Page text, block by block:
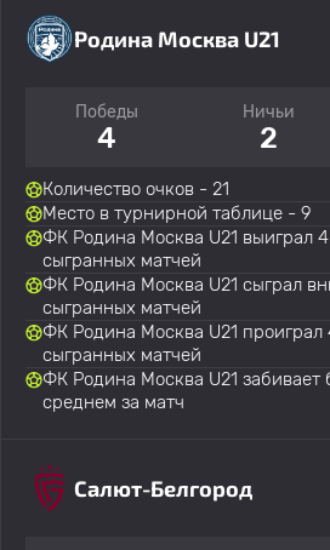
Родина Москва U21
Победы
4
Ничьи
2
Количество очков - 21
Место в турнирной таблице - 9
ФК Родина Москва U21 выиграл 4
сыгранных матчей
ФК Родина Москва U21 сыграл
сыгранных матчей
ФК Родина Москва U21 проиграл
сыгранных матчей
ФК Родина Москва U21 забивает
среднем за матч
Салют-Белгород